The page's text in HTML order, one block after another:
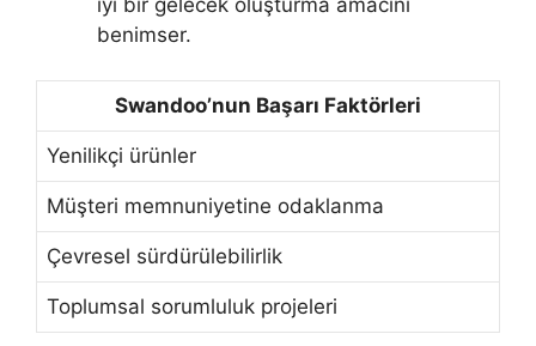
benimser.
Swandoo’nun Başarı Faktörleri
Yenilikçi ürünler
Müşteri memnuniyetine odaklanma
Çevresel sürdürülebilirlik
Toplumsal sorumluluk projeleri